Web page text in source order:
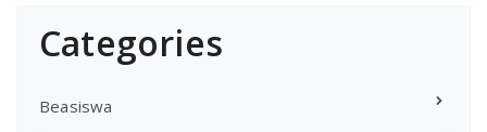
Categories
Beasiswa